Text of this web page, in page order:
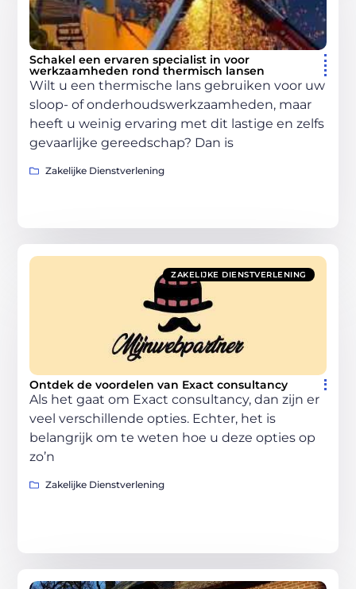
Schakel een ervaren specialist in voor
werkzaamheden rond thermisch lansen
Wilt u een thermische lans gebruiken voor uw
sloop- of onderhoudswerkzaamheden, maar
heeft u weinig ervaring met dit lastige en zelfs
gevaarlijke gereedschap? Dan is
Zakelijke Dienstverlening
ZAKELIJKE DIENSTVERLENING
Ontdek de voordelen van Exact consultancy
Als het gaat om Exact consultancy, dan zijn er
veel verschillende opties. Echter, het is
belangrijk om te weten hoe u deze opties op
zo’n
Zakelijke Dienstverlening